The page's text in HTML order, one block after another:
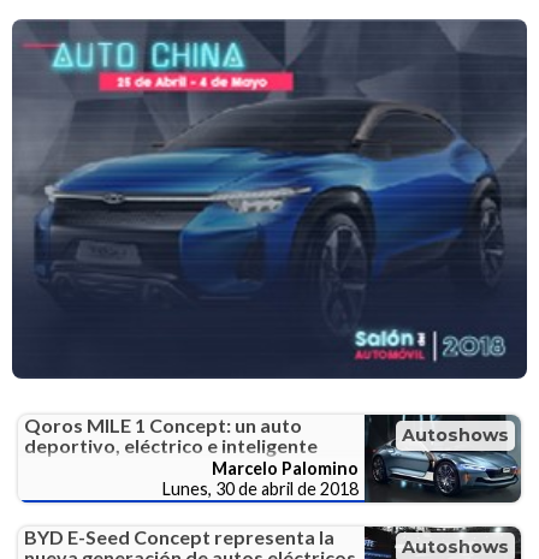
Autoshows
Qoros MILE 1 Concept: un auto
deportivo, eléctrico e inteligente
Marcelo Palomino
Lunes, 30 de abril de 2018
Autoshows
BYD E-Seed Concept representa la